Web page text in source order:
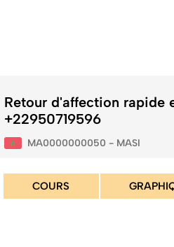
Retour d'affection rapide
+22950719596
MA0000000050 - MASI
COURS